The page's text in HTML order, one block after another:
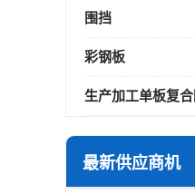
围挡
彩钢板
生产加工单板复
最新供应商机